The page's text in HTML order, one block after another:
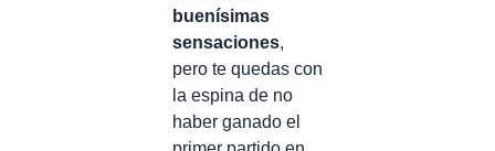
buenísimas
sensaciones,
pero te quedas con
la espina de no
haber ganado el